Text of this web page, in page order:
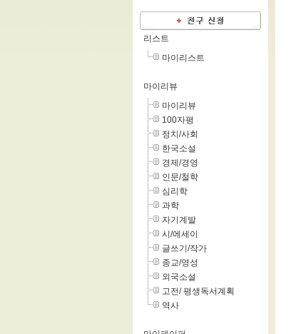
리스트
마이리스트
마이리뷰
마이리뷰
100자평
정치/사회
한국소설
경제/경영
인문/철학
심리학
과학
자기계발
시/에세이
글쓰기/작가
종교/영성
외국소설
고전/ 평생독서계획
역사